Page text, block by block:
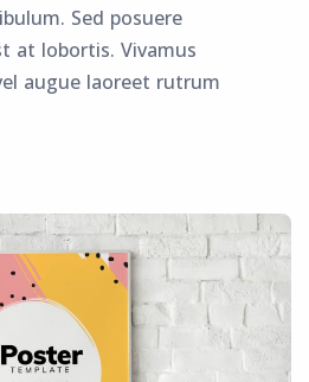
Sed posuere
at lobortis. Vivamus
augue laoreet rutrum